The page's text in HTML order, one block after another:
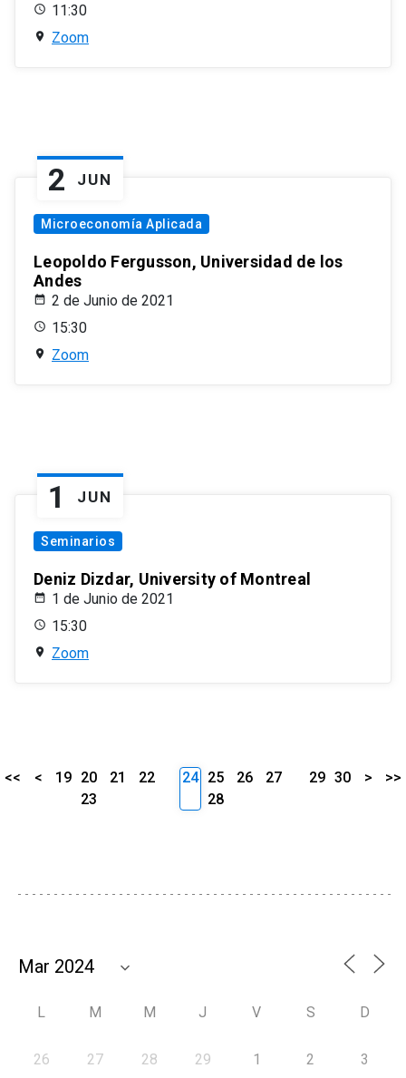
11:30
Zoom
2 JUN
Microeconomía Aplicada
Leopoldo Fergusson, Universidad de los
Andes
2 de Junio de 2021
15:30
Zoom
1 JUN
Seminarios
Deniz Dizdar, University of Montreal
1 de Junio de 2021
15:30
Zoom
<< < 19 20 21
22
23
24 25 26
27
28
29 30 > >>
L M M J V S D
26 27 28 29 1 2 3